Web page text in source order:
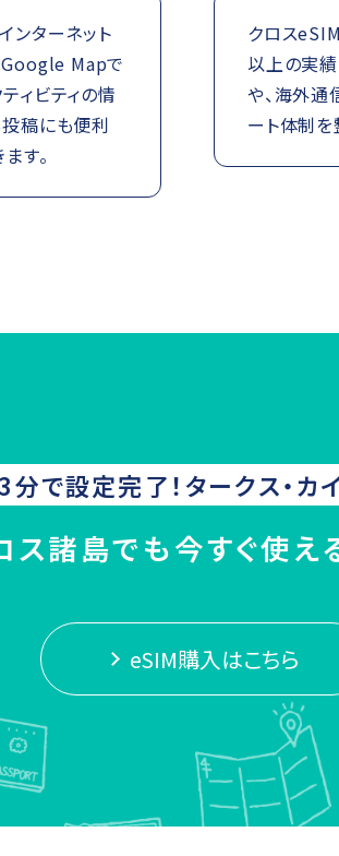
ンターネット
Google Mapで
ィビティの情
稿にも便利
す。
クロス
以上の実
や、海外通
ート体制を
分で設定完了！タークス・カ
ス諸島でも今すぐ使
eSIM購入はこちら